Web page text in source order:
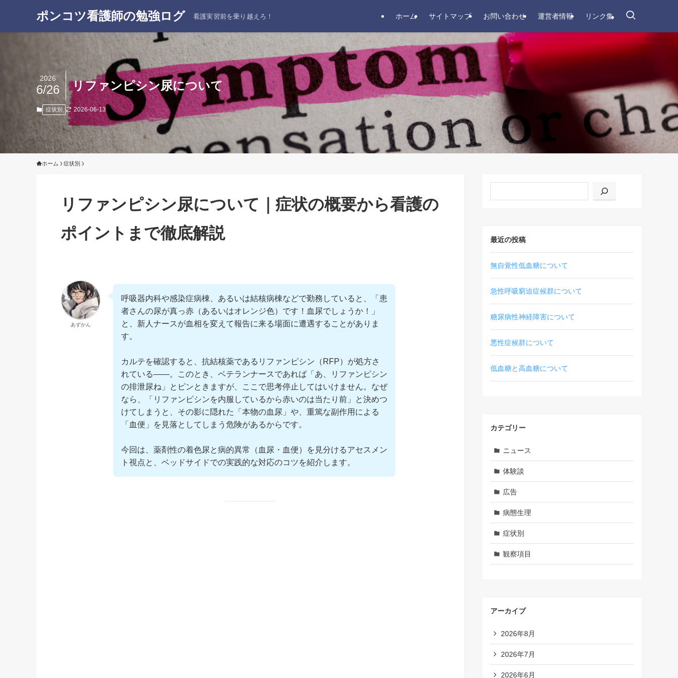
ポンコツ看護師の勉強ログ 看護実習前を乗り越えろ！ ホーム サイトマップ お問い合わせ 運営者情報 リンク集
リファンピシン尿について
2026
6/26
症状別 2026-06-13
ホーム 症状別
リファンピシン尿について｜症状の概要から看護の
ポイントまで徹底解説
あずかん
呼吸器内科や感染症病棟、あるいは結核病棟などで勤務していると、「患
者さんの尿が真っ赤（あるいはオレンジ色）です！血尿でしょうか！」
と、新人ナースが血相を変えて報告に来る場面に遭遇することがありま
す。
カルテを確認すると、抗結核薬であるリファンピシン（RFP）が処方さ
れている――。このとき、ベテランナースであれば「あ、リファンピシン
の排泄尿ね」とピンときますが、ここで思考停止してはいけません。なぜ
なら、「リファンピシンを内服しているから赤いのは当たり前」と決めつ
けてしまうと、その影に隠れた「本物の血尿」や、重篤な副作用による
「血便」を見落としてしまう危険があるからです。
今回は、薬剤性の着色尿と病的異常（血尿・血便）を見分けるアセスメン
ト視点と、ベッドサイドでの実践的な対応のコツを紹介します。
最近の投稿
無自覚性低血糖について
急性呼吸窮迫症候群について
糖尿病性神経障害について
悪性症候群について
低血糖と高血糖について
カテゴリー
ニュース
体験談
広告
病態生理
症状別
観察項目
アーカイブ
2026年8月
2026年7月
2026年6月